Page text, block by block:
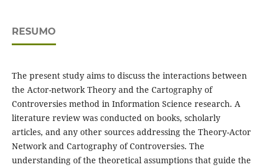
RESUMO
The present study aims to discuss the interactions between
the Actor-network Theory and the Cartography of
Controversies method in Information Science research. A
literature review was conducted on books, scholarly
articles, and any other sources addressing the Theory-Actor
Network and Cartography of Controversies. The
understanding of the theoretical assumptions that guide the